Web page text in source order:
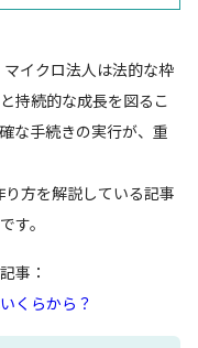
イクロ法人は法的な枠
持続的な成長を図るこ
な手続きの実行が、重
方を解説している記事
す。
事：
くらから？